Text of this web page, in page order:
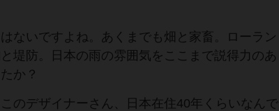
ないですよね。あくまでも畑と家畜。ローラン
堤防。日本の雨の雰囲気をここまで説得力のあ
か？
のデザイナーさん、日本在住40年くらいなんで